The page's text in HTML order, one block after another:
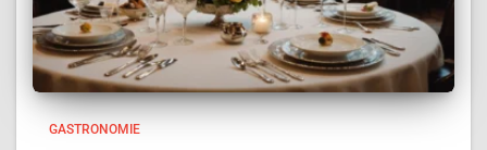
GASTRONOMIE